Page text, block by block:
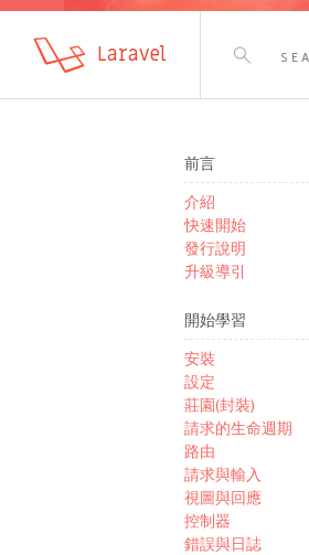
Laravel
前言
介紹
快速開始
發行說明
升級導引
開始學習
安裝
設定
莊園(封裝)
請求的生命週期
路由
請求與輸入
視圖與回應
控制器
錯誤與日誌